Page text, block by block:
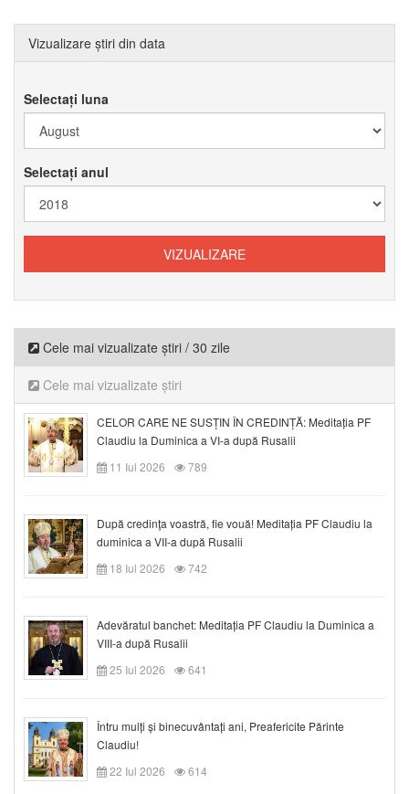
Vizualizare știri din data
Selectați luna
Selectați anul
Cele mai vizualizate știri / 30 zile
Cele mai vizualizate știri
CELOR CARE NE SUSȚIN ÎN CREDINȚĂ: Meditația PF
Claudiu la Duminica a VI-a după Rusalii
11 Iul 2026
789
După credinţa voastră, fie vouă! Meditația PF Claudiu la
duminica a VII-a după Rusalii
18 Iul 2026
742
Adevăratul banchet: Meditația PF Claudiu la Duminica a
VIII-a după Rusalii
25 Iul 2026
641
Întru mulți și binecuvântați ani, Preafericite Părinte
Claudiu!
22 Iul 2026
614